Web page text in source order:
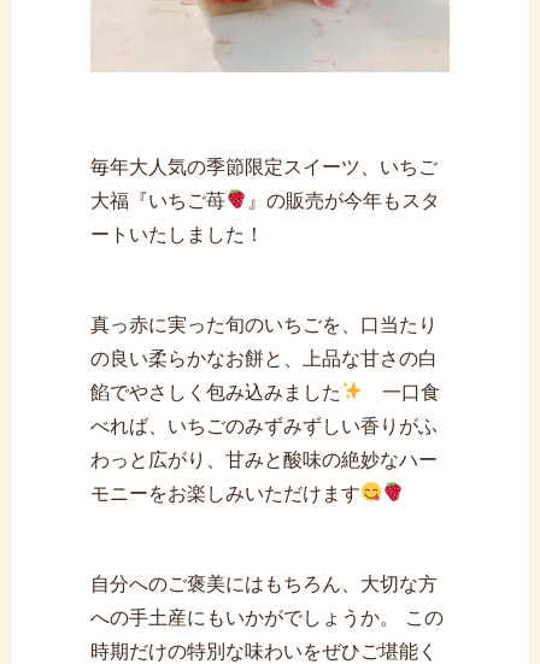
毎年大人気の季節限定スイーツ、いちご
大福『いちご苺
』の販売が今年もスタ
ートいたしました！
真っ赤に実った旬のいちごを、口当たり
の良い柔らかなお餅と、上品な甘さの白
餡でやさしく包み込みました
一口食
べれば、いちごのみずみずしい香りがふ
わっと広がり、甘みと酸味の絶妙なハー
モニーをお楽しみいただけます
自分へのご褒美にはもちろん、大切な方
への手土産にもいかがでしょうか。 この
時期だけの特別な味わいをぜひご堪能く